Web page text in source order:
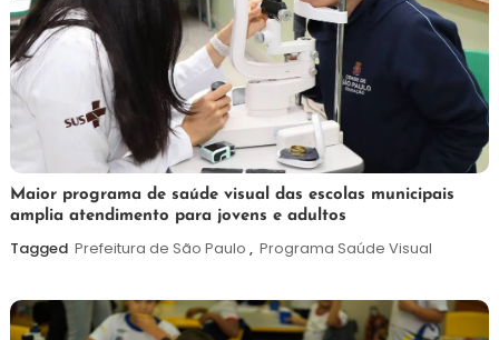
7
de
agosto
Maurilio
Maior programa de saúde visual das escolas municipais
amplia atendimento para jovens e adultos
Tagged Prefeitura de São Paulo , Programa Saúde Visual